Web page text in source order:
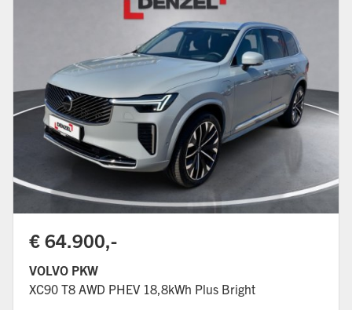
€ 64.900,-
VOLVO PKW
XC90 T8 AWD PHEV 18,8kWh Plus Bright